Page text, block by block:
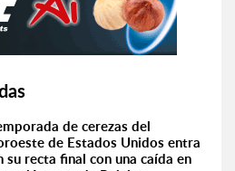
de cerezas del
de Estados Unidos entra
su recta final con una caída en